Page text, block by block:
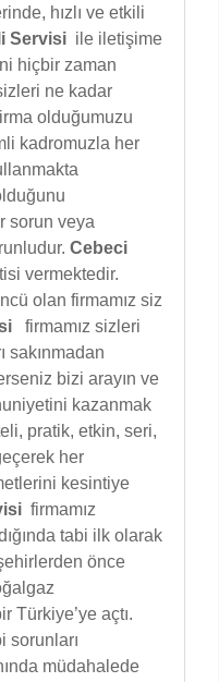
hızlı ve etkili
Servisi ile iletişime
hiçbir zaman
ne kadar
olduğumuzu
kadromuzla her
sorun veya
Cebeci
vermektedir.
olan firmamız siz
firmamız sizleri
sakınmadan
bizi arayın ve
kazanmak
pratik, etkin, seri,
her
kesintiye
firmamız
tabi ilk olarak
önce
Türkiye’ye açtı.
sorunları
müdahalede